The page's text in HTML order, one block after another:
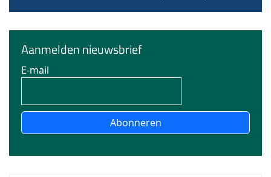
Aanmelden nieuwsbrief
E-mail
Abonneren